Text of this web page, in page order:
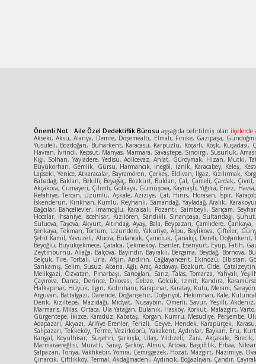
Önemli Not : Aile Özel Dedektiflik Bürosu aşşağıda belirtilmiş olan ilçelerde
Akseki, Aksu, Alanya, Demre, Döşemealtı, Elmalı, Finike, Gazipaşa,
Yusufeli, Bozdoğan, Buharkent, Karacasu, Karpuzlu, Koçarlı, Köşk,
Havran, İvrindi, Kepsut, Manyas, Marmara, Savaştepe, Sındırgı, Susurluk,
Kığı, Solhan, Yayladere, Yedisu, Adilcevaz, Ahlat, Güroymak, Hizan, Mutki,
Büyükorhan, Gemlik, Gürsu, Harmancık, İnegöl, İznik, Karacabey, Keleş,
Lapseki, Yenice, Atkaracalar, Bayramören, Çerkeş, Eldivan, Ilgaz, Kızılırmak,
Babadağ, Baklan, Bekilli, Beyağaç, Bozkurt, Buldan, Çal, Çameli, Çardak,
Akçakoca, Cumayeri, Çilimli, Gölkaya, Gümüşova, Kaynaşlı, Yığılca, Enez,
Refahiye, Tercan, Üzümlü, Aşkale, Aziziye, Çat, Hınıs, Horasan, İspir,
İskenderun, Kırıkhan, Kumlu, Reyhanlı, Samandağ, Yayladağ, Aralık,
Bağcılar, Bahçelievler, İmamoğlu, Karaisalı, Pozantı, Saimbeyli, Sarıçam,
Hocalar, İhsaniye, İscehisar, Kızılören, Sandıklı, Sinanpaşa, Sultandağı,
Suluova, Taşova, Akyurt, Altındağ, Ayaş, Bala, Beypazarı, Çamlıdere,
Şenkaya, Tekman, Tortum, Uzundere, Yakutiye, Alpu, Beylikova, Çifteler,
Şehit Kamil, Yavuzeli, Alucra, Bulancak, Çamoluk, Çanakçı, Dereli,
Beyoğlu, Büyükçekmece, Çatalca, Çekmeköy, Esenler, Esenyurt, Eyüp, Fatih,
Zeytinburnu, Aliağa, Balçova, Bayındır, Bayraklı, Bergama, Beydağ,
Selçuk, Tire, Torbalı, Urla, Afşin, Andırın, Çağlayancerit, Ekinözü, Elbistan,
Sarıkamış, Selim, Susuz, Abana, Ağlı, Araç, Azdavay, Bozkurt, Cide,
Melikgazi, Özvatan, Pınarbaşı, Sarıoğlan, Sarız, Talas, Tomarza, Yahyalı,
Çayırova, Darıca, Derince, Dilovası, Gebze, Gölcük, İzmit, Kandıra,
Halkapınar, Hüyük, Ilgın, Kadınhanı, Karapınar, Karatay, Kulu, Meram,
Arguvan, Battalgazi, Darende, Doğanşehir, Doğanyol, Hekimhan, Kale,
Derik, Kızıltepe, Mazıdağı, Midyat, Nusaybin, Ömerli, Savur, Yeşilli,
Marmaris, Milas, Ortaca, Ula Yatağan, Bulanık, Hasköy, Korkut, Malazgirt,
Gürgentepe, İkizce, Karadüz, Kabataş, Korgan, Kumru, Mesudiye, Perşembe,
Adapazarı, Akyazı, Arifiye Erenler, Ferizli, Geyve, Hendek, Karapürçek,
Salıpazarı, Tekkeköy, Terme, Vezirköprü, Yakakent, Aydınlar, Baykan, Eru,
Kangal, Koyulhisar, Suşehri, Şarkışla, Ulaş, Yıldızeli, Zara, Akçakale,
Marmaraereğlisi, Muratlı, Saray, Şarköy, Almus, Artova, Başçiftlik, Erbaa,
Şalpazarı, Tonya, Vakfıkebir, Yomra, Çemişgezek, Hozat, Mazgirt, Nazımiye,
Çınarcık, Çiftlikköy, Termal, Akdağmadeni, Aydıncık, Boğazlıyan, Çandır,